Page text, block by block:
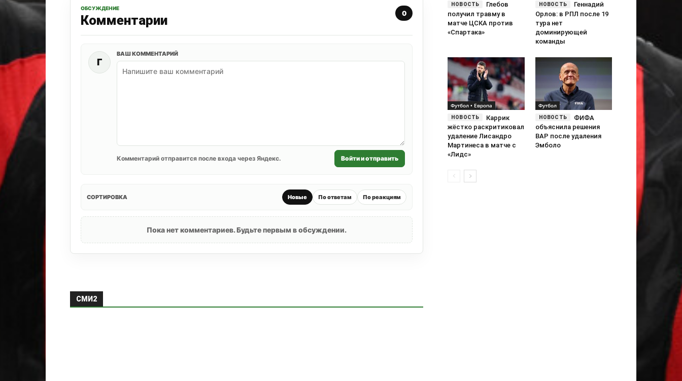
ОБСУЖДЕНИЕ
Комментарии 0
Г
ВАШ КОММЕНТАРИЙ
Комментарий отправится после входа через Яндекс. Войти и отправить
СОРТИРОВКА Новые По ответам По реакциям
Пока нет комментариев. Будьте первым в обсуждении.
СМИ2
Глебов
получил травму в
матче ЦСКА против
«Спартака»
Геннадий
Орлов: в РПЛ после 19
тура нет
доминирующей
команды
Футбол • Европа
Каррик
жёстко раскритиковал
удаление Лисандро
Мартинеса в матче с
«Лидс»
Футбол
ФИФА
объяснила решения
ВАР после удаления
Эмболо